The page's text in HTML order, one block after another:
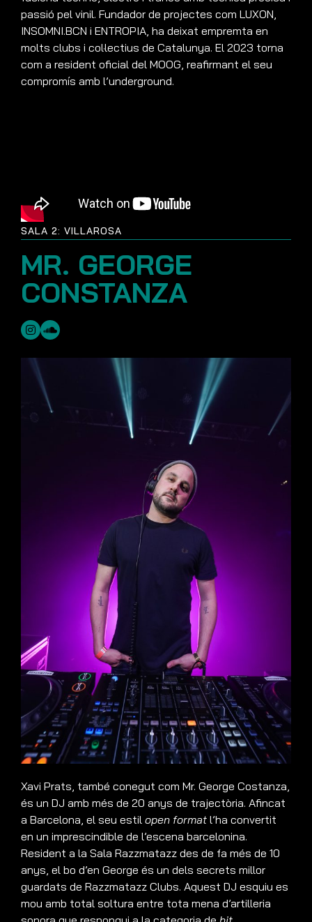
passió pel vinil. Fundador de projectes com LUXON,
INSOMNI.BCN i ENTROPIA, ha deixat empremta en
molts clubs i col·lectius de Catalunya. El 2023 torna
com a resident oficial del MOOG, reafirmant el seu
compromís amb l’underground.
SALA 2: VILLAROSA
MR. GEORGE
CONSTANZA
Xavi Prats, també conegut com Mr. George Costanza,
és un DJ amb més de 20 anys de trajectòria. Afincat
a Barcelona, el seu estil open format l’ha convertit
en un imprescindible de l’escena barcelonina.
Resident a la Sala Razzmatazz des de fa més de 10
anys, el bo d’en George és un dels secrets millor
guardats de Razzmatazz Clubs. Aquest DJ esquiu es
mou amb total soltura entre tota mena d’artilleria